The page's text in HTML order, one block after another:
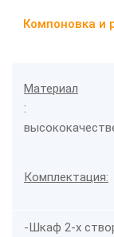
Компоновка и
Материал
:
Комплектация:
-Шкаф 2-х